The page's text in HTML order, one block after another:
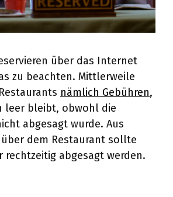
über das Internet
zu beachten. Mittlerweile
nämlich Gebühren,
leer bleibt, obwohl die
abgesagt wurde. Aus
dem Restaurant sollte
rechtzeitig abgesagt werden.